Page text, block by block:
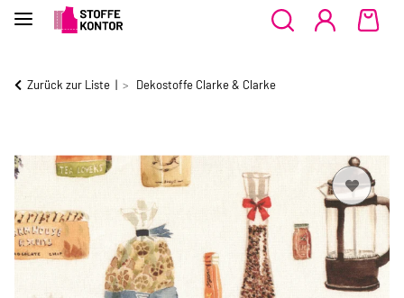
Zurück zur Liste Dekostoffe Clarke & Clarke